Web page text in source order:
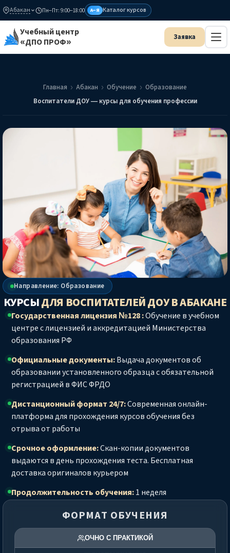
Абакан Пн–Пт: 9:00–18:00 А–Я Каталог курсов
Учебный центр
«ДПО ПРОФ»
Главная Абакан Обучение
Образование
Воспитатели ДОУ — курсы для обучения профессии
Направление: Образование
КУРСЫДЛЯ ВОСПИТАТЕЛЕЙ ДОУВ АБАКАНЕ
Государственная лицензия №128 :Обучение в учебном
центре с лицензией и аккредитацией Министерства
образования РФ
Официальные документы:Выдача документов об
образовании установленного образца с обязательной
регистрацией в ФИС ФРДО
Дистанционный формат 24/7:Современная онлайн-
платформа для прохождения курсов обучения без
отрыва от работы
Срочное оформление:Скан-копии документов
выдаются в день прохождения теста. Бесплатная
доставка оригиналов курьером
Продолжительность обучения:1 неделя
ФОРМАТ ОБУЧЕНИЯ
ОЧНО С ПРАКТИКОЙ